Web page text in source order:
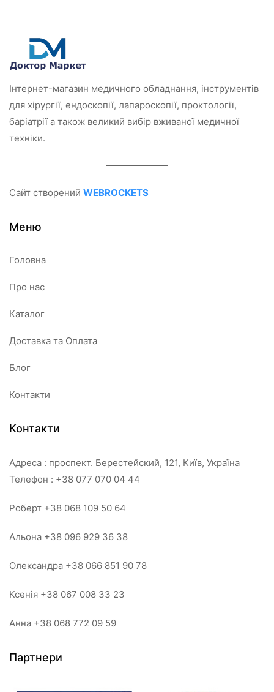
Інтернет-магазин медичного обладнання, інструментів
для хірургії, ендоскопії, лапароскопії, проктології,
баріатрії а також великий вибір вживаної медичної
техніки.
Сайт створений WEBROCKETS
Меню
Головна
Про нас
Каталог
Доставка та Оплата
Блог
Контакти
Контакти
Адреса : проспект. Берестейский, 121, Київ, Україна
Телефон : +38 077 070 04 44
Роберт +38 068 109 50 64
Альона +38 096 929 36 38
Олександра +38 066 851 90 78
Ксенія +38 067 008 33 23
Анна +38 068 772 09 59
Партнери